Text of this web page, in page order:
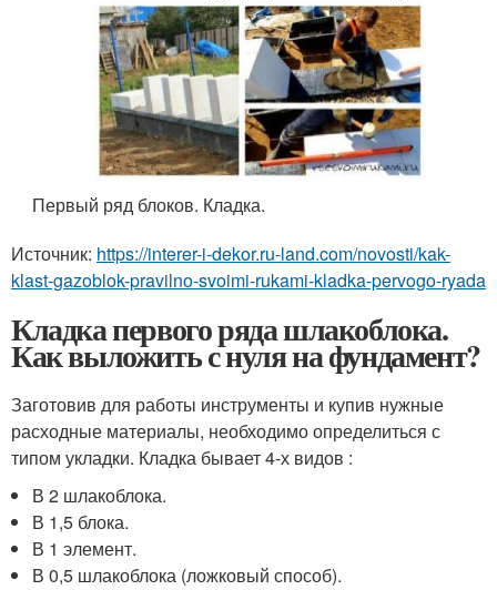
Первый ряд блоков. Кладка.
Источник: https://interer-i-dekor.ru-land.com/novosti/kak-
klast-gazoblok-pravilno-svoimi-rukami-kladka-pervogo-ryada
Кладка первого ряда шлакоблока.
Как выложить с нуля на фундамент?
Заготовив для работы инструменты и купив нужные
расходные материалы, необходимо определиться с
типом укладки. Кладка бывает 4-х видов :
В 2 шлакоблока.
В 1,5 блока.
В 1 элемент.
В 0,5 шлакоблока (ложковый способ).